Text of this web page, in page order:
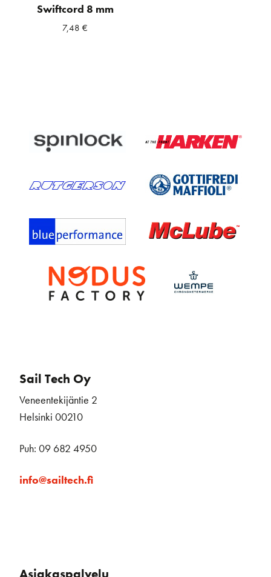
Swiftcord 8 mm
7,48€
Sail Tech Oy
Veneentekijäntie 2
Helsinki 00210
Puh: 09 682 4950
info@sailtech.fi
Asiakaspalvelu